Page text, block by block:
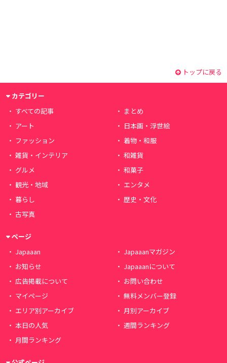
トップに戻る
カテゴリー
すべての記事
まとめ
アート
日本画・浮世絵
ファッション
着物・和服
雑貨・インテリア
和雑貨
グルメ
和菓子
観光・地域
エンタメ
暮らし
歴史・文化
古写真
ページ
Japaaan
Japaaanマガジン
お知らせ
Japaaanについて
広告掲載について
お問い合わせ
マイページ
無料メンバー登録
エリア別アーカイブ
月別アーカイブ
本日の人気
週間ランキング
月間ランキング